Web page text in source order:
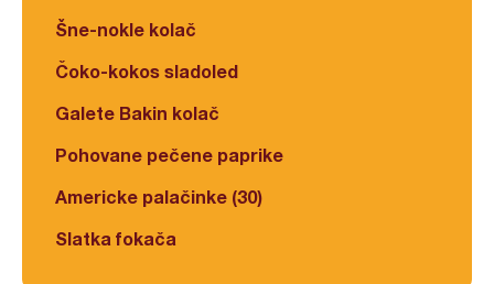
Šne-nokle kolač
Čoko-kokos sladoled
Galete Bakin kolač
Pohovane pečene paprike
Americke palačinke (30)
Slatka fokača